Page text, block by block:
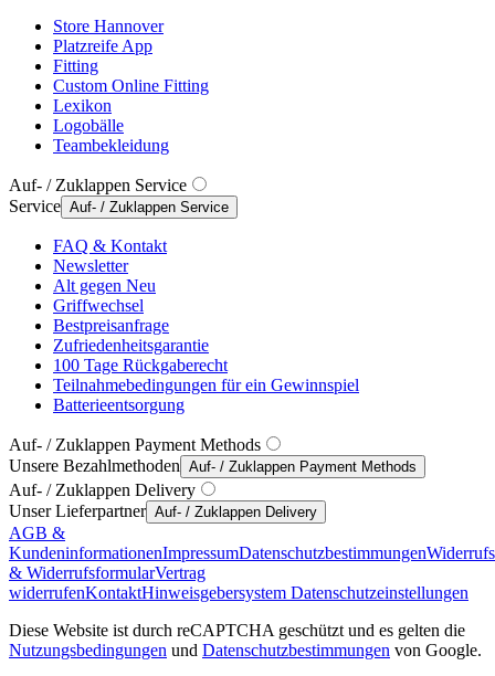
Store Hannover
Platzreife App
Fitting
Custom Online Fitting
Lexikon
Logobälle
Teambekleidung
Auf- / Zuklappen Service
Service Auf- / Zuklappen Service
FAQ & Kontakt
Newsletter
Alt gegen Neu
Griffwechsel
Bestpreisanfrage
Zufriedenheitsgarantie
100 Tage Rückgaberecht
Teilnahmebedingungen für ein Gewinnspiel
Batterieentsorgung
Auf- / Zuklappen Payment Methods
Unsere Bezahlmethoden Auf- / Zuklappen Payment Methods
Auf- / Zuklappen Delivery
Unser Lieferpartner Auf- / Zuklappen Delivery
AGB &
KundeninformationenImpressumDatenschutzbestimmungen
& WiderrufsformularVertrag
widerrufenKontaktHinweisgebersystem Datenschutzeinstellungen
Diese Website ist durch reCAPTCHA geschützt und es gelten die
Nutzungsbedingungen und Datenschutzbestimmungen von Google.